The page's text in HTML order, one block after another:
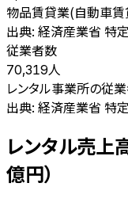
物品賃貸業(自動車賃
出典: 経済産業省 特
従業者数
70,319人
レンタル事業所の従
出典: 経済産業省 特
レンタル売上
億円）